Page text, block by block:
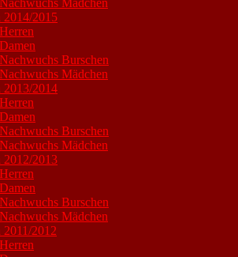
Nachwuchs Mädchen
2014/2015
Herren
Damen
Nachwuchs Burschen
Nachwuchs Mädchen
2013/2014
Herren
Damen
Nachwuchs Burschen
Nachwuchs Mädchen
2012/2013
Herren
Damen
Nachwuchs Burschen
Nachwuchs Mädchen
2011/2012
Herren